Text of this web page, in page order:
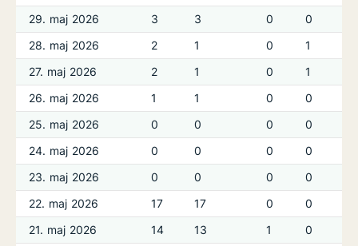
29. maj 2026
3 3 0
0
28. maj 2026
2 1 0
1
27. maj 2026
2 1 0
1
26. maj 2026
1 1 0
0
25. maj 2026
0 0 0
0
24. maj 2026
0 0 0
0
23. maj 2026
0 0 0
0
22. maj 2026
17 17 0
0
21. maj 2026
14 13 1
0